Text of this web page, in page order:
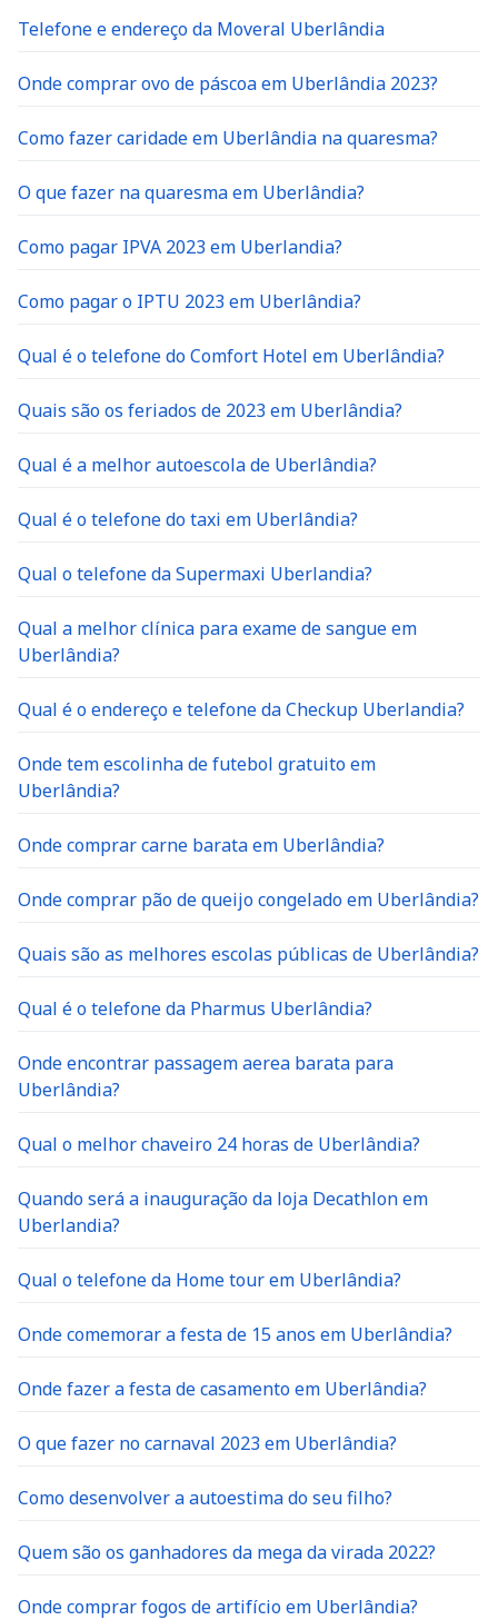
Telefone e endereço da Moveral Uberlândia
Onde comprar ovo de páscoa em Uberlândia 2023?
Como fazer caridade em Uberlândia na quaresma?
O que fazer na quaresma em Uberlândia?
Como pagar IPVA 2023 em Uberlandia?
Como pagar o IPTU 2023 em Uberlândia?
Qual é o telefone do Comfort Hotel em Uberlândia?
Quais são os feriados de 2023 em Uberlândia?
Qual é a melhor autoescola de Uberlândia?
Qual é o telefone do taxi em Uberlândia?
Qual o telefone da Supermaxi Uberlandia?
Qual a melhor clínica para exame de sangue em
Uberlândia?
Qual é o endereço e telefone da Checkup Uberlandia?
Onde tem escolinha de futebol gratuito em
Uberlândia?
Onde comprar carne barata em Uberlândia?
Onde comprar pão de queijo congelado em Uberlândia?
Quais são as melhores escolas públicas de Uberlândia?
Qual é o telefone da Pharmus Uberlândia?
Onde encontrar passagem aerea barata para
Uberlândia?
Qual o melhor chaveiro 24 horas de Uberlândia?
Quando será a inauguração da loja Decathlon em
Uberlandia?
Qual o telefone da Home tour em Uberlândia?
Onde comemorar a festa de 15 anos em Uberlândia?
Onde fazer a festa de casamento em Uberlândia?
O que fazer no carnaval 2023 em Uberlândia?
Como desenvolver a autoestima do seu filho?
Quem são os ganhadores da mega da virada 2022?
Onde comprar fogos de artifício em Uberlândia?